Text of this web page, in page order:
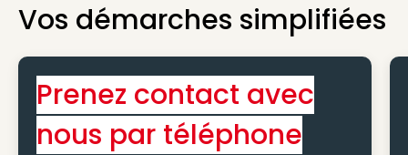
Vos démarches simplifiées
Prenez contact avec
nous par téléphone